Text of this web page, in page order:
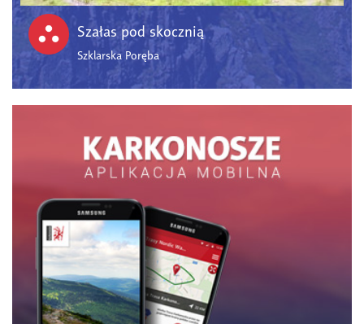
Szałas pod skocznią
Szklarska Poręba